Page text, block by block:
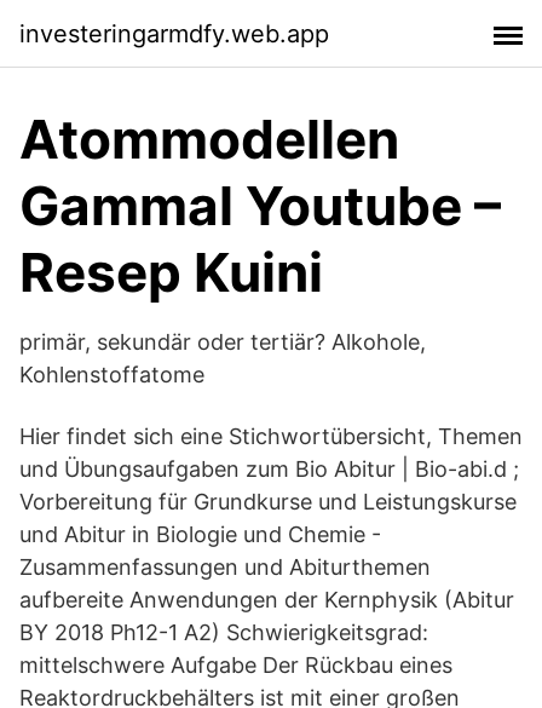
investeringarmdfy.web.app
Atommodellen
Gammal Youtube –
Resep Kuini
primär, sekundär oder tertiär? Alkohole,
Kohlenstoffatome
Hier findet sich eine Stichwortübersicht, Themen
und Übungsaufgaben zum Bio Abitur | Bio-abi.d ;
Vorbereitung für Grundkurse und Leistungskurse
und Abitur in Biologie und Chemie -
Zusammenfassungen und Abiturthemen
aufbereite Anwendungen der Kernphysik (Abitur
BY 2018 Ph12-1 A2) Schwierigkeitsgrad:
mittelschwere Aufgabe Der Rückbau eines
Reaktordruckbehälters ist mit einer großen